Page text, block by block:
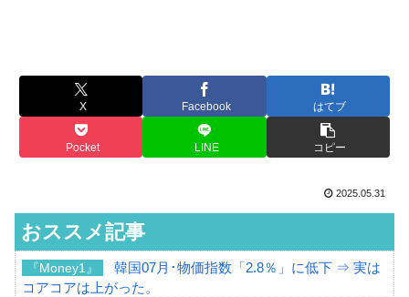
X Facebook はてブ
Pocket LINE コピー
2025.05.31
おススメ記事
『Money1』
韓国07月･物価指数「2.8％」に低下 ⇒ 実は
コアコアは上がった。